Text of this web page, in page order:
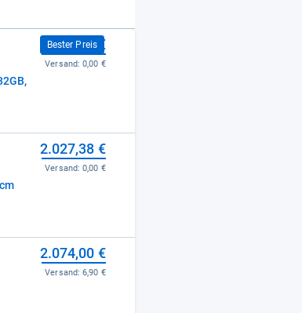
Bester Preis
1.799,00 €
Versand:0,00 €
2.027,38 €
Versand:0,00 €
2.074,00 €
Versand:6,90 €